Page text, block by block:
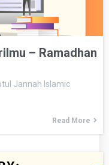
– Ramadhan
Jannah Islamic
Read More